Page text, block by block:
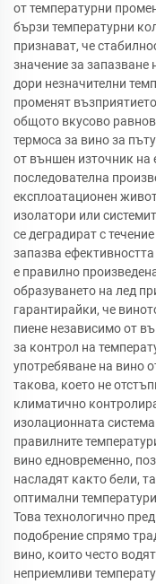
от температурни
бързи температурни
признават, че
значение за запазване
дори незначителни
променят
общото вкусово
термоса за вино за
от външен източник на
последователна
експлоатационен
изолатори или
се деградират с
запазва
е правилно
образуването на лед
гарантирайки, че
пиене независимо от
за контрол на
употребяване на вино
такова, което не
климатично
изолационната
правилните
вино едновременно,
насладят както бели,
оптимални
Това технологично
подобрение спрямо
вино, които често
неприемливи